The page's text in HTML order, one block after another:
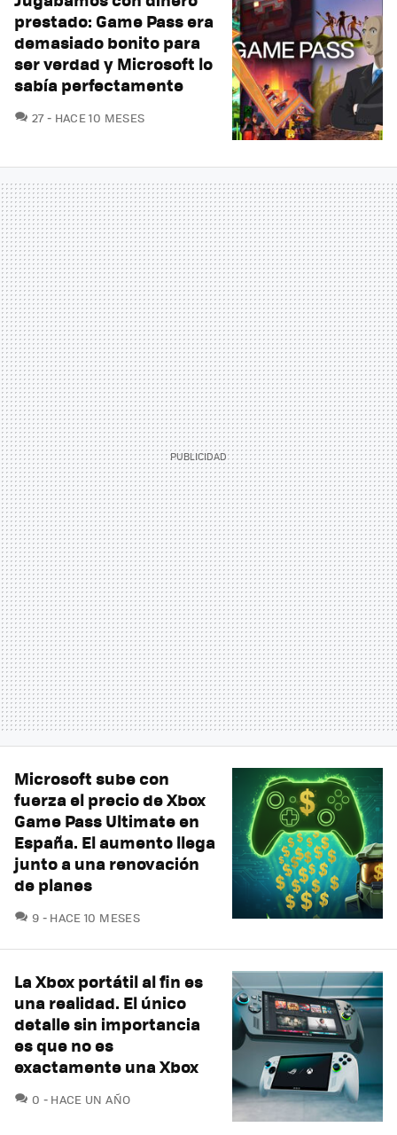
prestado: Game Pass era
demasiado bonito para
ser verdad y Microsoft lo
sabía perfectamente
27COMENTARIOS
HACE 10 MESES
Microsoft sube con
fuerza el precio de Xbox
Game Pass Ultimate en
España. El aumento llega
junto a una renovación
de planes
9 COMENTARIOS
HACE 10 MESES
La Xbox portátil al fin es
una realidad. El único
detalle sin importancia
es que no es
exactamente una Xbox
0 COMENTARIOS
HACE UN AÑO